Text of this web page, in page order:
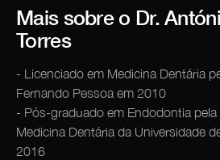
Mais sobre o Dr.
Torres
- Licenciado em Medicina Dentária
Fernando Pessoa em 2010
- Pós-graduado em Endodontia pela
Medicina Dentária da Universidade
2016